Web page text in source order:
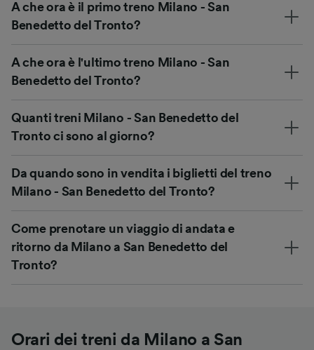
A che ora è il primo treno Milano - San
Benedetto del Tronto?
A che ora è l'ultimo treno Milano - San
Benedetto del Tronto?
Quanti treni Milano - San Benedetto del
Tronto ci sono al giorno?
Da quando sono in vendita i biglietti del treno
Milano - San Benedetto del Tronto?
Come prenotare un viaggio di andata e
ritorno da Milano a San Benedetto del
Tronto?
Orari dei treni da Milano a San